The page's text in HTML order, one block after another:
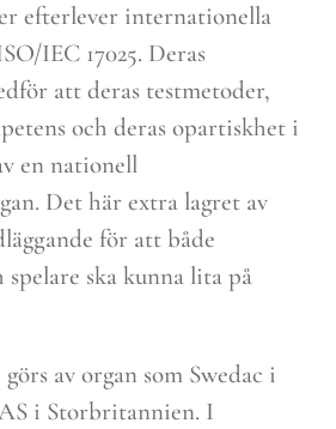
efterlever internationella
IEC 17025. Deras
att deras testmetoder,
och deras opartiskhet i
en nationell
Det här extra lagret av
för att både
ska kunna lita på
av organ som Swedac i
i Storbritannien. I